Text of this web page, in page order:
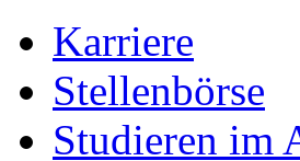
Karriere
Stellenbörse
Studieren im